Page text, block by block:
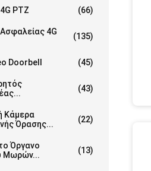
PTZ (66)
4G
(135)
Doorbell (45)
(43)
Κάμερα
Όρασης...
(22)
Όργανο
Μωρών...
(13)